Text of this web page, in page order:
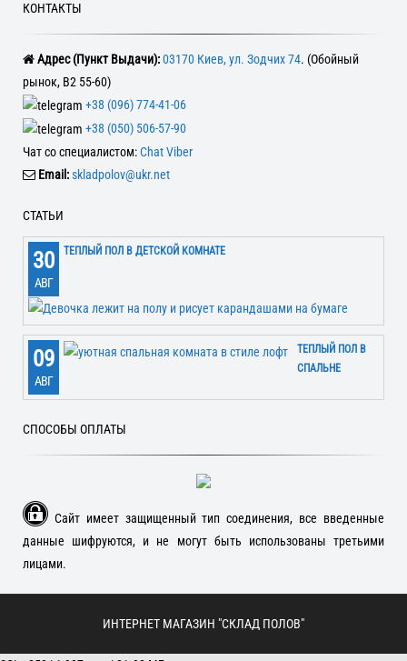
КОНТАКТЫ
Адрес (Пункт Выдачи):03170 Киев, ул. Зодчих 74. (Обойный
рынок, В2 55-60)
+38 (096) 774-41-06
+38 (050) 506-57-90
Чат со специалистом:Chat Viber
Email:skladpolov@ukr.net
СТАТЬИ
30
АВГ
ТЕПЛЫЙ ПОЛ В ДЕТСКОЙ КОМНАТЕ
09
АВГ
ТЕПЛЫЙ ПОЛ В
СПАЛЬНЕ
СПОСОБЫ ОПЛАТЫ
Сайт имеет защищенный тип соединения, все введенные
данные шифруются, и не могут быть использованы третьими
лицами.
ИНТЕРНЕТ МАГАЗИН "СКЛАД ПОЛОВ"